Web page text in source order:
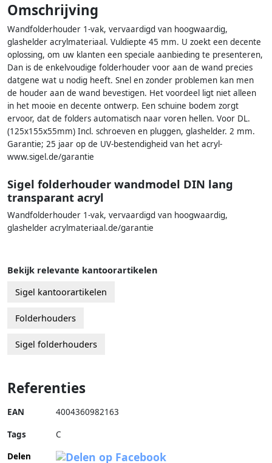
Omschrijving
Wandfolderhouder 1-vak, vervaardigd van hoogwaardig,
glashelder acrylmateriaal. Vuldiepte 45 mm. U zoekt een decente
oplossing, om uw klanten een speciale aanbieding te presenteren,
Dan is de enkelvoudige folderhouder voor aan de wand precies
datgene wat u nodig heeft. Snel en zonder problemen kan men
de houder aan de wand bevestigen. Het voordeel ligt niet alleen
in het mooie en decente ontwerp. Een schuine bodem zorgt
ervoor, dat de folders automatisch naar voren hellen. Voor DL.
(125x155x55mm) Incl. schroeven en pluggen, glashelder. 2 mm.
Garantie; 25 jaar op de UV-bestendigheid van het acryl-
www.sigel.de/garantie
Sigel folderhouder wandmodel DIN lang
transparant acryl
Wandfolderhouder 1-vak, vervaardigd van hoogwaardig,
glashelder acrylmateriaal.de/garantie
Bekijk relevante kantoorartikelen
Sigel kantoorartikelen
Folderhouders
Sigel folderhouders
Referenties
EAN 4004360982163
Tags
C
Delen